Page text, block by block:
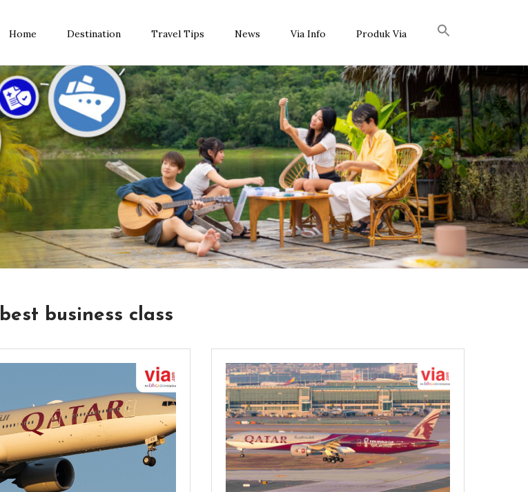
Home Destination Travel Tips News Via Info Produk Via
best business class